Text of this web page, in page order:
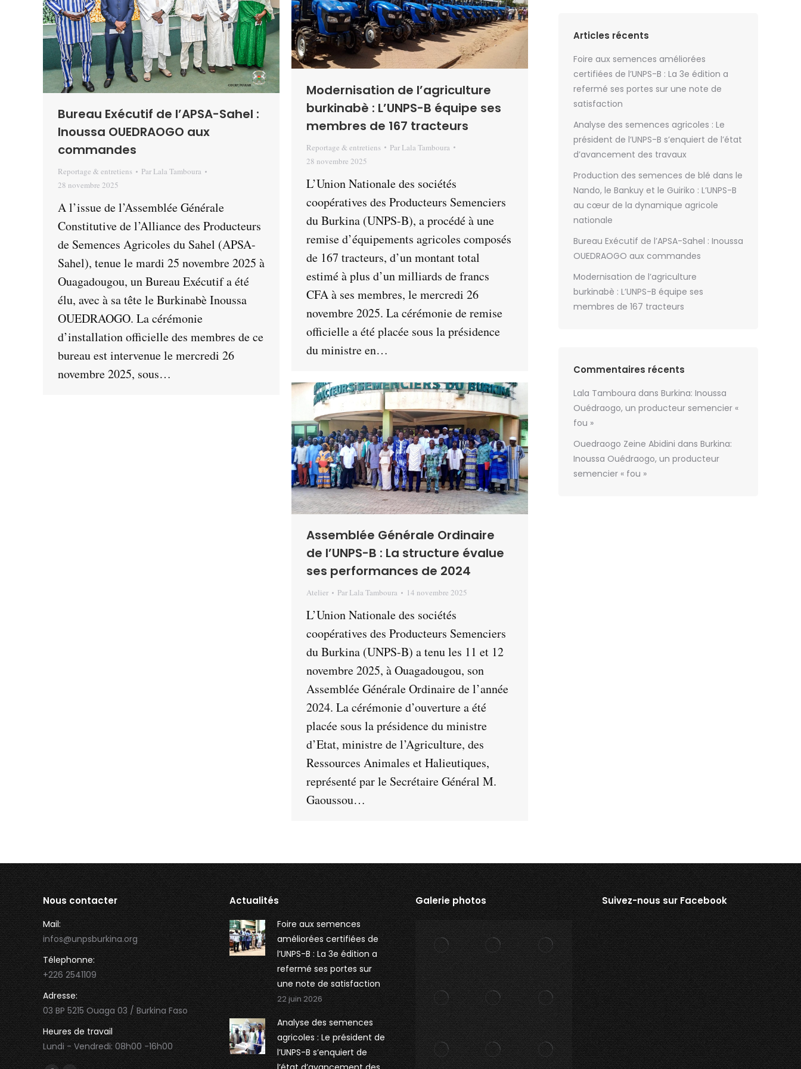
Bureau Exécutif de l’APSA-Sahel :
Inoussa OUEDRAOGO aux
commandes
Reportage & entretiens Par Lala Tamboura
28 novembre 2025
A l’issue de l’Assemblée Générale
Constitutive de l’Alliance des Producteurs
de Semences Agricoles du Sahel (APSA-
Sahel), tenue le mardi 25 novembre 2025 à
Ouagadougou, un Bureau Exécutif a été
élu, avec à sa tête le Burkinabè Inoussa
OUEDRAOGO. La cérémonie
d’installation officielle des membres de ce
bureau est intervenue le mercredi 26
novembre 2025, sous…
Modernisation de l’agriculture
burkinabè : L’UNPS-B équipe ses
membres de 167 tracteurs
Reportage & entretiens Par Lala Tamboura
28 novembre 2025
L’Union Nationale des sociétés
coopératives des Producteurs Semenciers
du Burkina (UNPS-B), a procédé à une
remise d’équipements agricoles composés
de 167 tracteurs, d’un montant total
estimé à plus d’un milliards de francs
CFA à ses membres, le mercredi 26
novembre 2025. La cérémonie de remise
officielle a été placée sous la présidence
du ministre en…
Assemblée Générale Ordinaire
de l’UNPS-B : La structure évalue
ses performances de 2024
Atelier Par Lala Tamboura 14 novembre 2025
L’Union Nationale des sociétés
coopératives des Producteurs Semenciers
du Burkina (UNPS-B) a tenu les 11 et 12
novembre 2025, à Ouagadougou, son
Assemblée Générale Ordinaire de l’année
2024. La cérémonie d’ouverture a été
placée sous la présidence du ministre
d’Etat, ministre de l’Agriculture, des
Ressources Animales et Halieutiques,
représenté par le Secrétaire Général M.
Gaoussou…
Articles récents
Foire aux semences améliorées
certifiées de l’UNPS-B : La 3e édition a
refermé ses portes sur une note de
satisfaction
Analyse des semences agricoles : Le
président de l’UNPS-B s’enquiert de l’état
d’avancement des travaux
Production des semences de blé dans le
Nando, le Bankuy et le Guiriko : L’UNPS-B
au cœur de la dynamique agricole
nationale
Bureau Exécutif de l’APSA-Sahel : Inoussa
OUEDRAOGO aux commandes
Modernisation de l’agriculture
burkinabè : L’UNPS-B équipe ses
membres de 167 tracteurs
Commentaires récents
Lala Tamboura dans Burkina: Inoussa
Ouédraogo, un producteur semencier «
fou »
Ouedraogo Zeine Abidini dans Burkina:
Inoussa Ouédraogo, un producteur
semencier « fou »
Nous contacter
Mail:
infos@unpsburkina.org
Télephonne:
+226 2541109
Adresse:
03 BP 5215 Ouaga 03 / Burkina Faso
Heures de travail
Lundi - Vendredi: 08h00 -16h00
Actualités
Foire aux semences
améliorées certifiées de
l’UNPS-B : La 3e édition a
refermé ses portes sur
une note de satisfaction
22 juin 2026
Analyse des semences
agricoles : Le président de
l’UNPS-B s’enquiert de
Galerie photos Suivez-nous sur Facebook